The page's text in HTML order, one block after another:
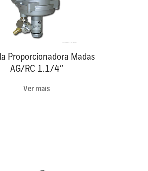
Proporcionadora Madas
AG/RC 1.1/4″
Ver mais